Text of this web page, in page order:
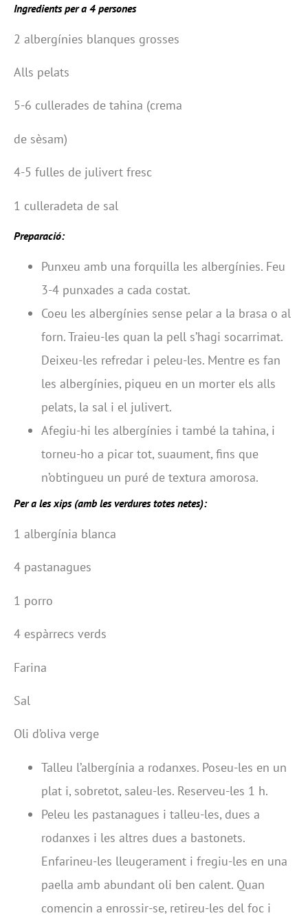
Ingredients per a 4 persones
2 albergínies blanques grosses
Alls pelats
5-6 cullerades de tahina (crema
de sèsam)
4-5 fulles de julivert fresc
1 culleradeta de sal
Preparació:
Punxeu amb una forquilla les albergínies. Feu
3-4 punxades a cada costat.
Coeu les albergínies sense pelar a la brasa o al
forn. Traieu-les quan la pell s’hagi socarrimat.
Deixeu-les refredar i peleu-les. Mentre es fan
les albergínies, piqueu en un morter els alls
pelats, la sal i el julivert.
Afegiu-hi les albergínies i també la tahina, i
torneu-ho a picar tot, suaument, fins que
n’obtingueu un puré de textura amorosa.
Per a les xips (amb les verdurestotes netes):
1 albergínia blanca
4 pastanagues
1 porro
4 espàrrecs verds
Farina
Sal
Oli d’oliva verge
Talleu l’albergínia a rodanxes. Poseu-les en un
plat i, sobretot, saleu-les. Reserveu-les 1 h.
Peleu les pastanagues i talleu-les, dues a
rodanxes i les altres dues a bastonets.
Enfarineu-les lleugerament i fregiu-les en una
paella amb abundant oli ben calent. Quan
comencin a enrossir-se, retireu-les del foc i